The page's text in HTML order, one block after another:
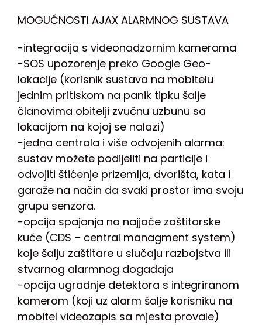
MOGUĆNOSTI AJAX ALARMNOG SUSTAVA
-integracija s videonadzornim kamerama
-SOS upozorenje preko Google Geo-
lokacije (korisnik sustava na mobitelu
jednim pritiskom na panik tipku šalje
članovima obitelji zvučnu uzbunu sa
lokacijom na kojoj se nalazi)
-jedna centrala i više odvojenih alarma:
sustav možete podijeliti na particije i
odvojiti štićenje prizemlja, dvorišta, kata i
garaže na način da svaki prostor ima svoju
grupu senzora.
-opcija spajanja na najjače zaštitarske
kuće (CDS – central managment system)
koje šalju zaštitare u slučaju razbojstva ili
stvarnog alarmnog događaja
-opcija ugradnje detektora s integriranom
kamerom (koji uz alarm šalje korisniku na
mobitel videozapis sa mjesta provale)